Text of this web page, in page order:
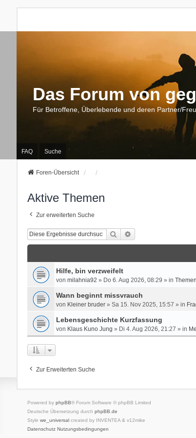
Das Forum von
Für Betroffene, Überlebende und deren Partner/
FAQ Suche
Foren-Übersicht
Aktive Themen
Zur erweiterten Suche
Suche
Hilfe, bin verzweifelt
von milahnia92 » Do 6. Aug 2026, 08:29 » in
Wann beginnt missvrauch
von Kleiner bruder» Sa 15. Nov 2025, 15:57 » in
Lebensgeschichte Kurzfassung
von Klaus Kuno Jung » Di 4. Aug 2026, 21:27 » in
Zur Erweiterten Suche
Powered by phpBB® Forum Software © phpBB Limited
Deutsche Übersetzung durch phpBB.de
Style we_universalcreated by INVENTEA & v12mike
Datenschutz Nutzungsbedingungen